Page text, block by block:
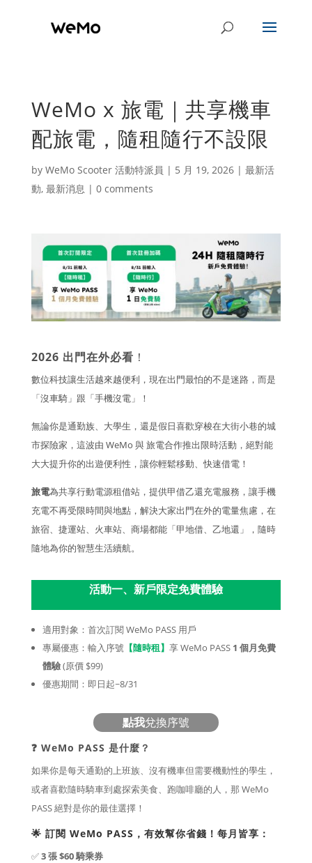
WeMo x 旅電｜共享機車
配旅電，隨租隨行不設限
by WeMo Scooter 活動特派員 | 5 月 19, 2026| 最新活
動, 最新消息 | 0 comments
2026 出門在外必看 ！
數位科技讓生活越來越便利，現在出門最怕的不是迷路，而是
「沒車騎」跟「手機沒電」！
無論你是通勤族、大學生，還是假日喜歡穿梭在大街小巷的城
市探險家，這波由 WeMo 與 旅電合作推出限時活動，絕對能
大大提升你的出遊便利性，讓你輕鬆移動、快速借電！
旅電為共享行動電源租借站，提供甲借乙還充電服務，讓手機
充電不再受限時間與地點，解決大家出門在外的電量焦慮，在
旅宿、捷運站、火車站、商場都能「甲地借、乙地還」，隨時
隨地為你的智慧生活續航。
活動一、新戶限定免費體驗
適用對象：首次訂閱 WeMo PASS 用戶
專屬優惠：輸入序號【隨時租】 享 WeMo PASS 1 個月免費
體驗(原價 $99)
優惠期間：即日起~8/31
點我兌換序號
❓ WeMo PASS 是什麼？
如果你是每天通勤的上班族、沒有機車但需要機動性的學生，
或者喜歡隨時騎車到處探索美食、跑咖啡廳的人，那 WeMo
PASS 絕對是你的最佳選擇！
🌟 訂閱 WeMo PASS，有效幫你省錢！每月皆享：
✅3 張 $60 騎乘券